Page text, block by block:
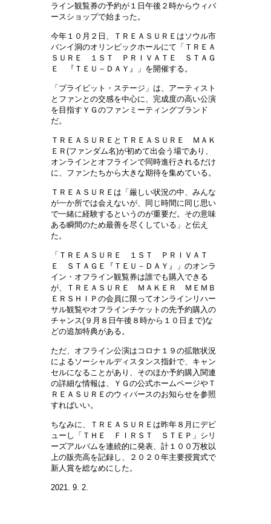
ライン観覧券の予約が１日午後２時からウィバ
ースショップで始まった。
今年１０月２日、ＴＲＥＡＳＵＲＥはソウル市
バンイ洞のオリンピックホールにて「ＴＲＥＡ
ＳＵＲＥ １ＳＴ ＰＲＩＶＡＴＥ ＳＴＡＧ
Ｅ 『ＴＥＵ－ＤＡＹ』」を開催する。
「プライビット・ステージ」は、アーティスト
とファンとの交感を中心に、完成度の高い公演
を目指すＹＧのファンミーティングブランド
だ。
ＴＲＥＡＳＵＲＥとＴＲＥＡＳＵＲＥ ＭＡＫ
ＥＲ(ファンダム名)が初めて出会う場であり、
オンラインとオフラインで同時進行されるだけ
に、ファンたちから大きな期待を集めている。
ＴＲＥＡＳＵＲＥは「厳しい状況の中、みんな
が一か所では会えないが、同じ時間に同じ思い
で一緒に経験するというのが重要だ。その意味
ある瞬間のため最善を尽くしている」と伝え
た。
「ＴＲＥＡＳＵＲＥ １ＳＴ ＰＲＩＶＡＴ
Ｅ ＳＴＡＧＥ『ＴＥＵ－ＤＡＹ』」のオンラ
イン・オフライン観覧券は誰でも購入できる
が、ＴＲＥＡＳＵＲＥ ＭＡＫＥＲ ＭＥＭＢ
ＥＲＳＨＩＰの会員に限ってオンラインリハー
サル観覧やオフラインチケットの先予約購入の
チャンス(９月８日午後８時から１０日まで)な
どの追加特典がある。
ただ、オフライン公演はコロナ１９の拡散状況
によるソーシャルディスタンス指針で、キャン
セルになることがあり、そのほか予約購入関連
の詳細な情報は、ＹＧの公式ホームページやＴ
ＲＥＡＳＵＲＥのウィバースのお知らせを参照
すればいい。
ちなみに、ＴＲＥＡＳＵＲＥは昨年８月にデビ
ューし「ＴＨＥ ＦＩＲＳＴ ＳＴＥＰ」シリ
ーズアルバムを連続的に発表、計１００万枚以
上の販売高を記録し、２０２０年主要授賞式で
新人賞を総なめにした。
2021. 9. 2.